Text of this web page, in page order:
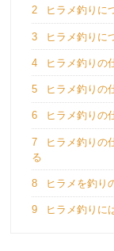
2 ヒラメ釣りに
3 ヒラメ釣りに
4 ヒラメ釣りの
5 ヒラメ釣りの
6 ヒラメ釣りの
7
ヒラメ釣りの
る
8 ヒラメを釣り
9 ヒラメ釣りに